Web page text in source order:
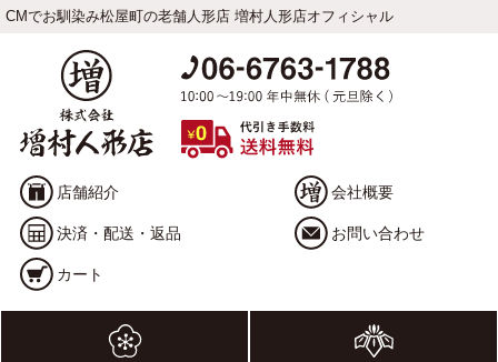
CMでお馴染み松屋町の老舗人形店 増村人形店オフィシャル
店舗紹介 会社概要
決済・配送・返品 お問い合わせ
カート